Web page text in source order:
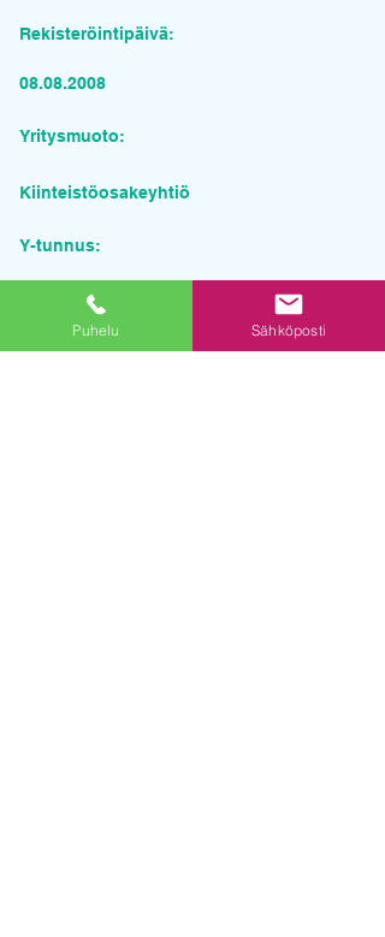
Rekisteröintipäivä:
08.08.2008
Yritysmuoto:
Kiinteistöosakeyhtiö
Y-tunnus:
2187664-2
Pyydä tarjous palvelusta
Puhelu Sähköposti